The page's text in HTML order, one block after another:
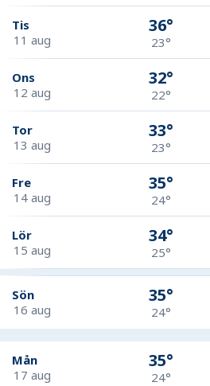
Tis
11 aug
36°
23°
Ons
12 aug
32°
22°
Tor
13 aug
33°
23°
Fre
14 aug
35°
24°
Lör
15 aug
34°
25°
Sön
16 aug
35°
24°
Mån
17 aug
35°
24°